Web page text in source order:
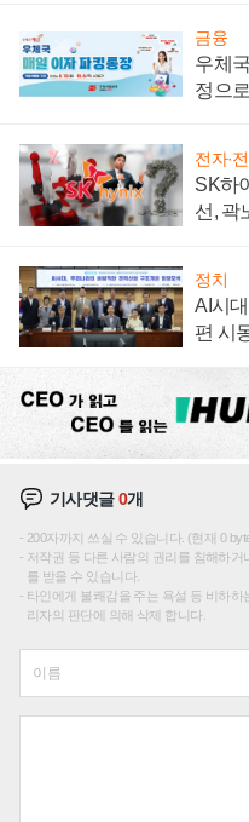
금융
우체
정으
전자·
SK하
선, 곽
정치
AI시
편 시
기사댓글0개
200자까지 쓰실 수 있습니다. (현재 0
저작권 등 다른 사람의 권리를 침해하
를 받을 수 있습니다.
타인에게 불쾌감을 주는 욕설 등 비하
리자의 판단에 의해 삭제 합니다.